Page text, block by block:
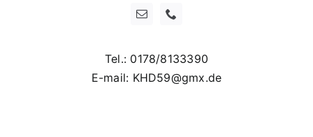
Tel.: 0178/8133390
E-mail: KHD59@gmx.de